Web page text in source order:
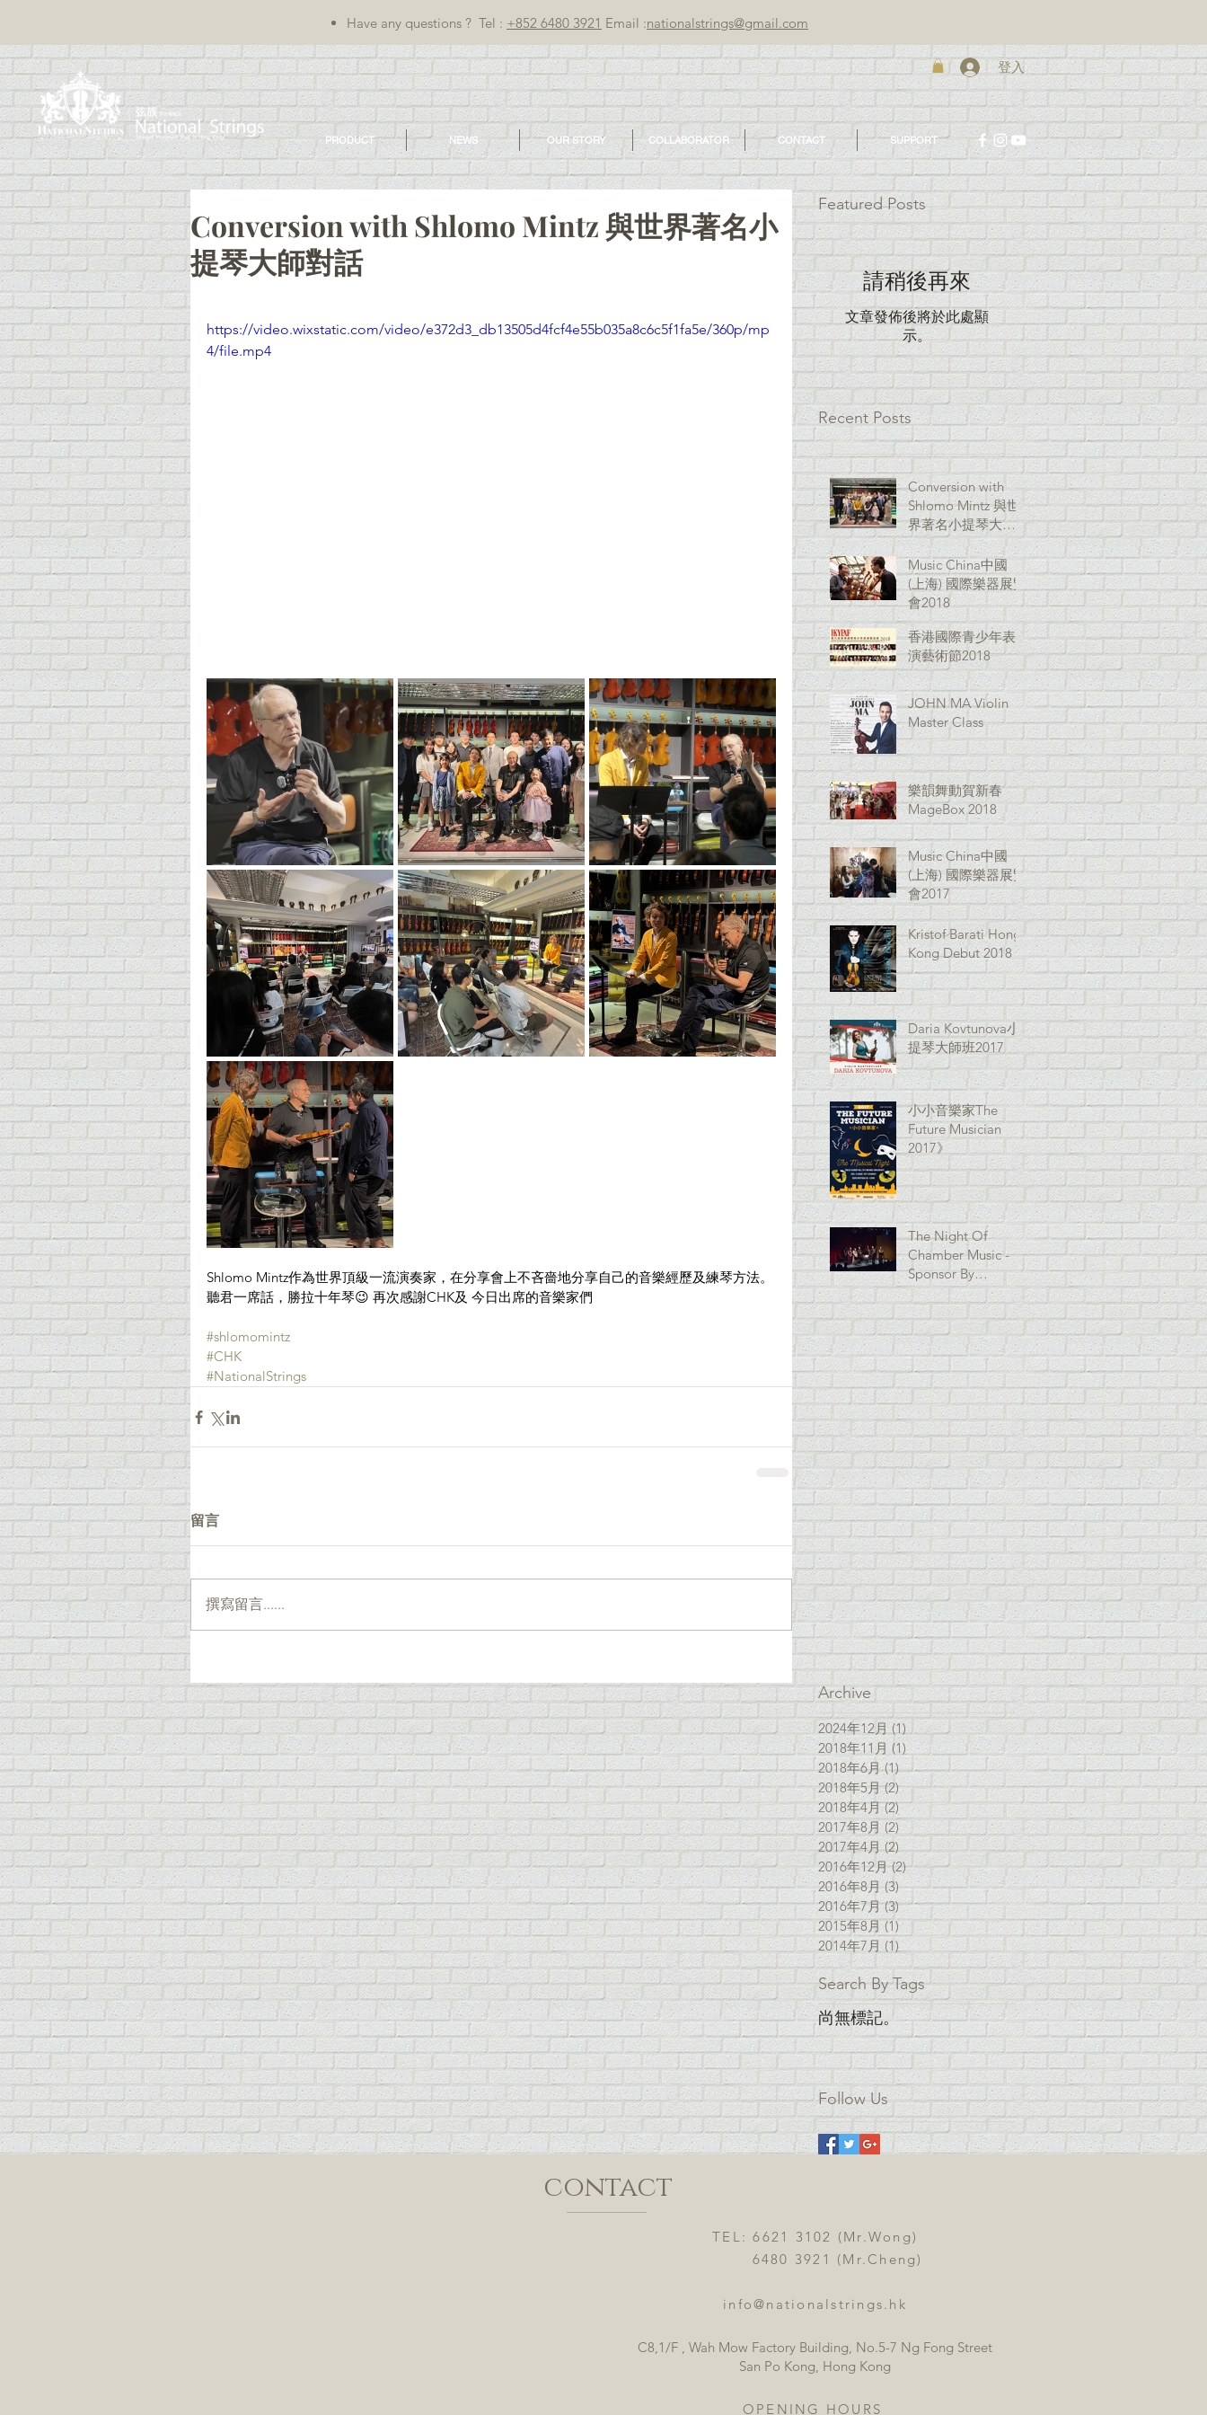
Have any questions ? Tel : +852 6480 3921 Email :nationalstrings@gmail.com
登入
PRODUCT NEWS OUR STORY COLLABORATOR CONTACT SUPPORT
Conversion with Shlomo Mintz 與世界著名小
提琴大師對話
https://video.wixstatic.com/video/e372d3_db13505d4fcf4e55b035a8c6c5f1fa5e/360p/mp
4/file.mp4
Shlomo Mintz作為世界頂級一流演奏家，在分享會上不吝嗇地分享自己的音樂經歷及練琴方法。
聽君一席話，勝拉十年琴😉 再次感謝CHK及 今日出席的音樂家們
#shlomomintz
#CHK
#NationalStrings
留言
撰寫留言......
Featured Posts
請稍後再來
文章發佈後將於此處顯
示。
Recent Posts
Conversion with
Shlomo Mintz 與世
界著名小提琴大師
對話
Music China中國
(上海) 國際樂器展覽
會2018
香港國際青少年表
演藝術節2018
JOHN MA Violin
Master Class
樂韻舞動賀新春
MageBox 2018
Music China中國
(上海) 國際樂器展覽
會2017
Kristof Barati Hong
Kong Debut 2018
Daria Kovtunova小
提琴大師班2017
小小音樂家The
Future Musician
2017》
The Night Of
Chamber Music -
Sponsor By
National Strings
Archive
2024年12月 (1)1 篇文章
2018年11月 (1) 1 篇文章
2018年6月 (1)1 篇文章
2018年5月 (2)2 篇文章
2018年4月 (2)2 篇文章
2017年8月 (2)2 篇文章
2017年4月 (2)2 篇文章
2016年12月 (2)2 篇文章
2016年8月 (3) 3 篇文章
2016年7月 (3)3 篇文章
2015年8月 (1)1 篇文章
2014年7月 (1)1 篇文章
Search By Tags
尚無標記。
Follow Us
contact
TEL: 6621 3102 (Mr.Wong)
6480 3921 (Mr.Cheng)
info@nationalstrings.hk
C8,1/F , Wah Mow Factory Building, No.5-7 Ng Fong Street
San Po Kong, Hong Kong
OPENING HOURS